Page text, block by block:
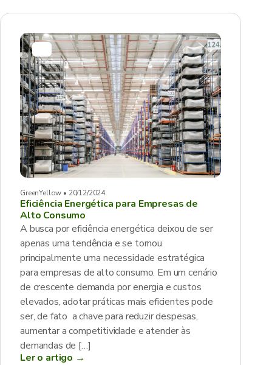
GreenYellow • 20/12/2024
Eficiência Energética para Empresas de
Alto Consumo
A busca por eficiência energética deixou de ser
apenas uma tendência e se tornou
principalmente uma necessidade estratégica
para empresas de alto consumo. Em um cenário
de crescente demanda por energia e custos
elevados, adotar práticas mais eficientes pode
ser, de fato a chave para reduzir despesas,
aumentar a competitividade e atender às
demandas de […]
Ler o artigo →